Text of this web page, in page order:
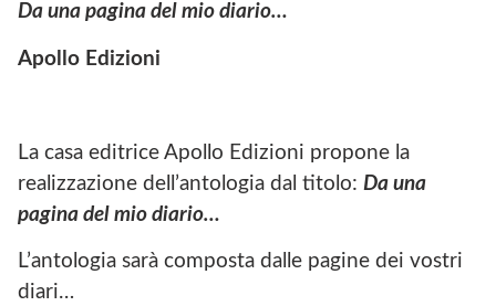
Da una pagina del mio diario…
Apollo Edizioni
La casa editrice Apollo Edizioni propone la
realizzazione dell’antologia dal titolo: Da una
pagina del mio diario…
L’antologia sarà composta dalle pagine dei vostri
diari…